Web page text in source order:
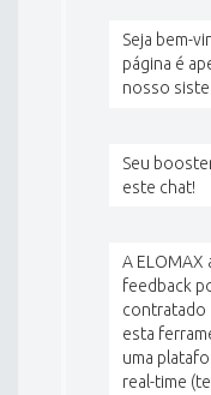
Seja bem-
página é
nosso
Seu
este chat!
A
feedback
contratado
esta
uma
real-time